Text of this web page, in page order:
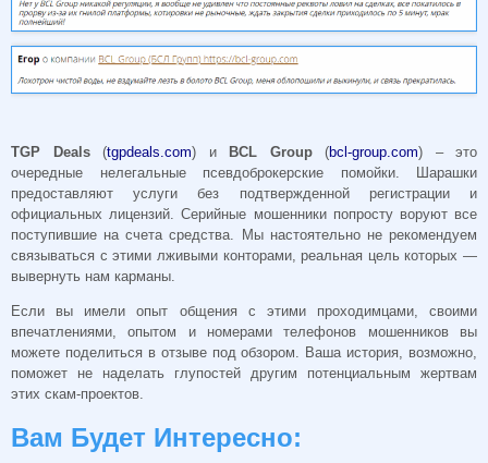
TGP Deals(tgpdeals.com) и BCL Group(bcl-group.com) – это
очередные нелегальные псевдоброкерские помойки. Шарашки
предоставляют услуги без подтвержденной регистрации и
официальных лицензий. Серийные мошенники попросту воруют все
поступившие на счета средства. Мы настоятельно не рекомендуем
связываться с этими лживыми конторами, реальная цель которых —
вывернуть нам карманы.
Если вы имели опыт общения с этими проходимцами, своими
впечатлениями, опытом и номерами телефонов мошенников вы
можете поделиться в отзыве под обзором. Ваша история, возможно,
поможет не наделать глупостей другим потенциальным жертвам
этих скам-проектов.
Вам Будет Интересно: